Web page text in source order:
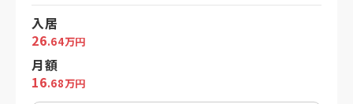
入居
26.64万円
月額
16.68万円